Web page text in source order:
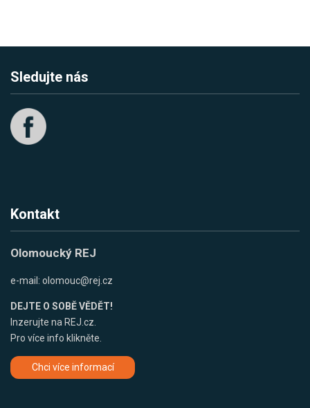
Sledujte nás
Kontakt
Olomoucký REJ
e-mail: olomouc@rej.cz
DEJTE O SOBĚ VĚDĚT!
Inzerujte na REJ.cz.
Pro více info klikněte.
Chci více informací